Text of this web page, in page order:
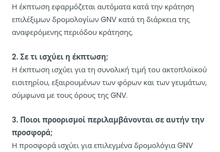
Η έκπτωση εφαρμόζεται αυτόματα κατά την κράτηση
επιλέξιμων δρομολογίων GNV κατά τη διάρκεια της
αναφερόμενης περιόδου κράτησης.
2. Σε τι ισχύει η έκπτωση;
Η έκπτωση ισχύει για τη συνολική τιμή του ακτοπλοϊκού
εισιτηρίου, εξαιρουμένων των φόρων και των γευμάτων,
σύμφωνα με τους όρους της GNV.
3. Ποιοι προορισμοί περιλαμβάνονται σε αυτήν την
προσφορά;
Η προσφορά ισχύει για επιλεγμένα δρομολόγια GNV